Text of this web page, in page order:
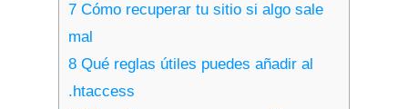
7 Cómo recuperar tu sitio si algo sale
mal
8 Qué reglas útiles puedes añadir al
.htaccess